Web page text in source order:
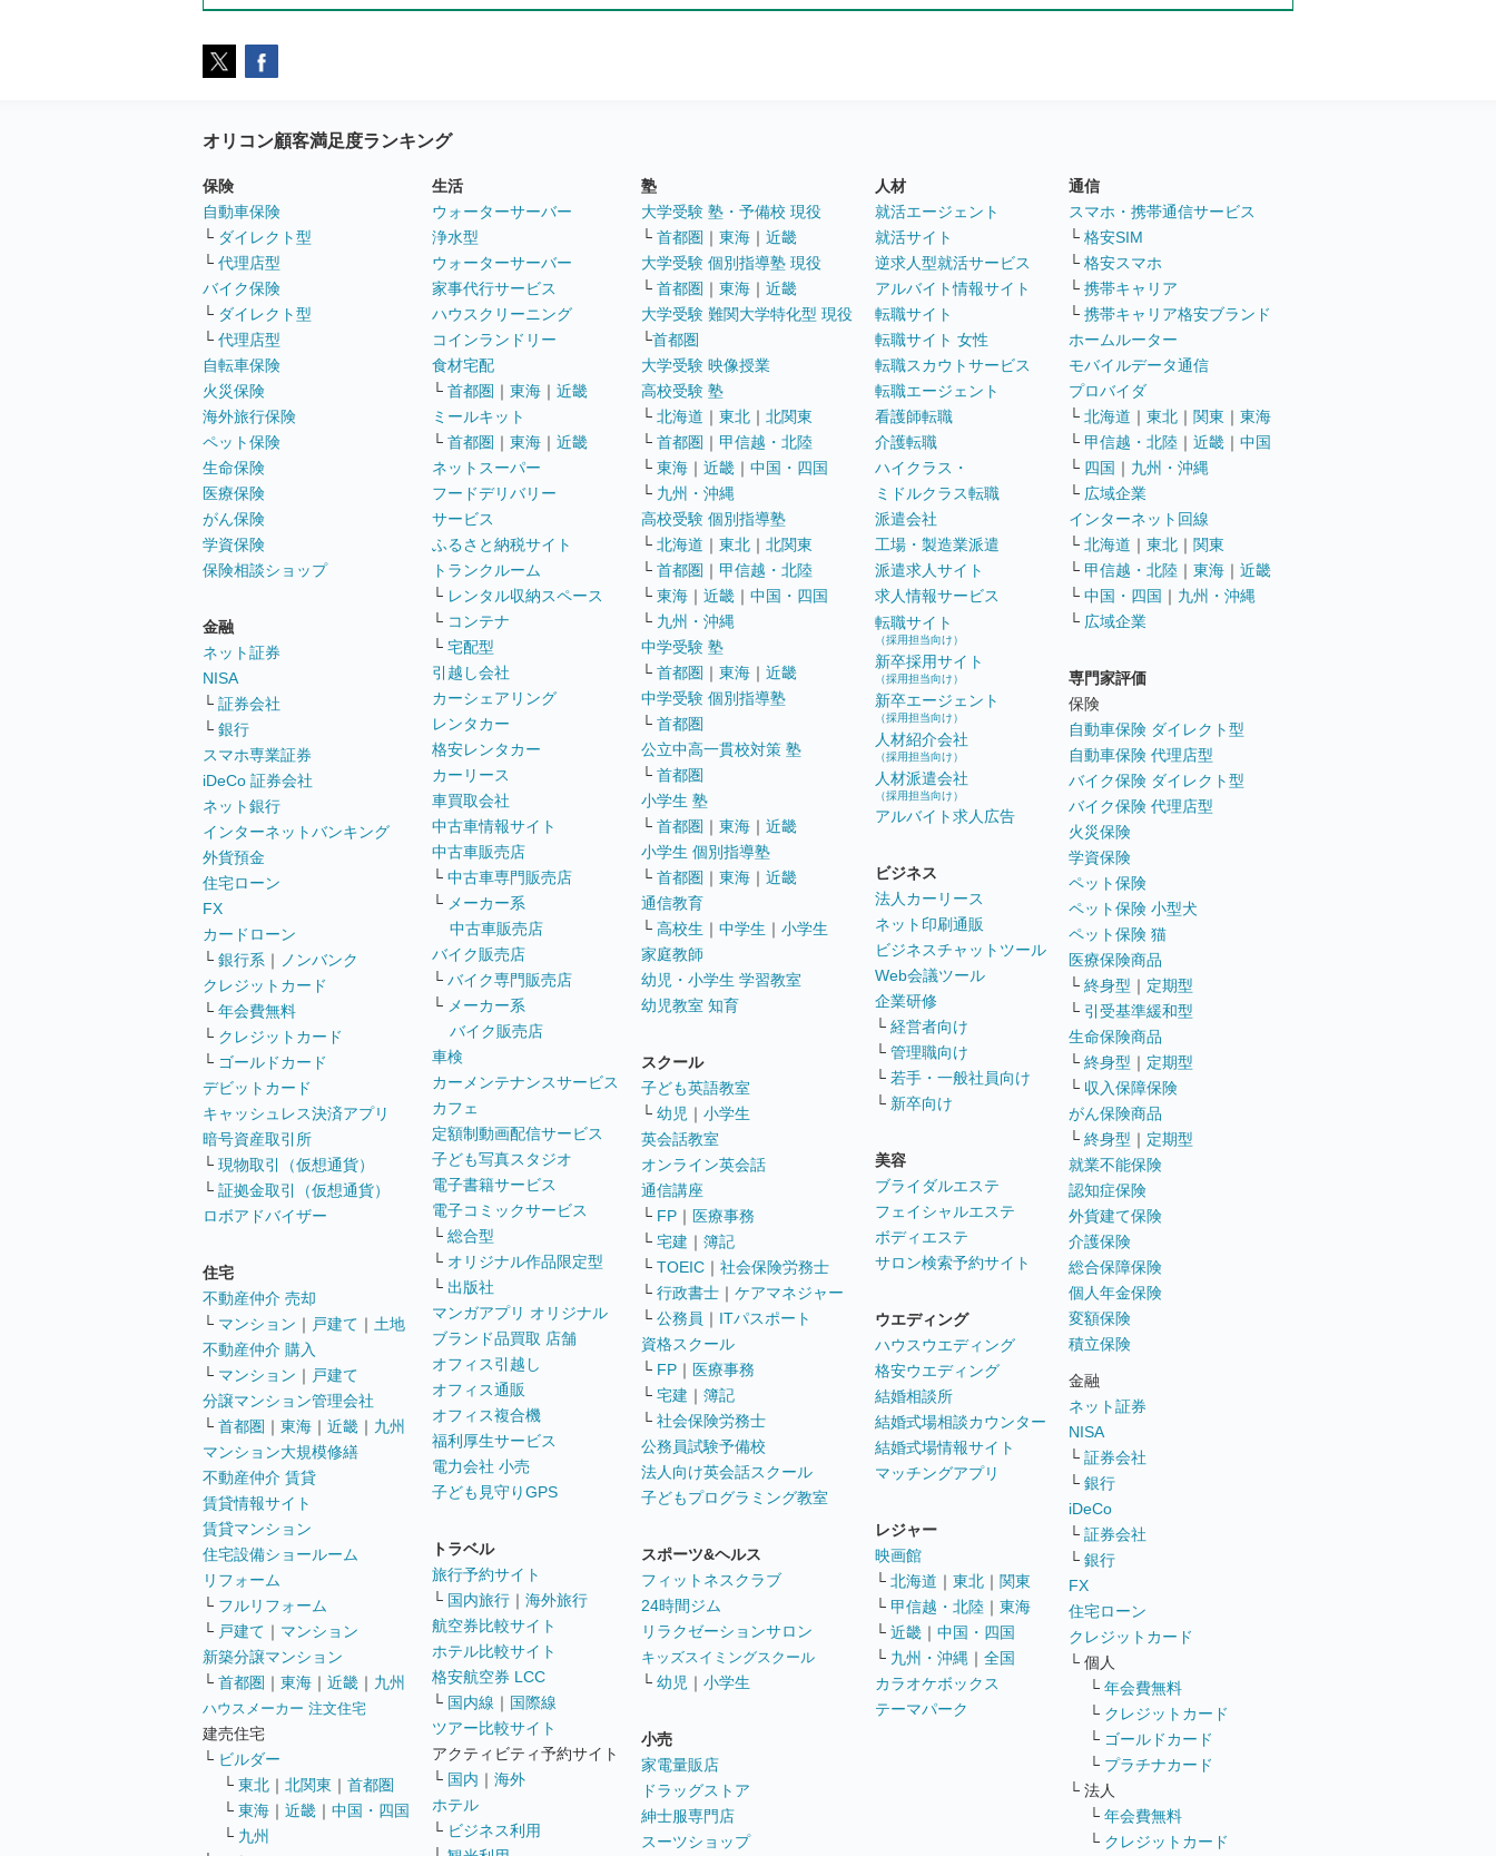
オリコン顧客満足度ランキング
保険
自動車保険
└ ダイレクト型
└ 代理店型
バイク保険
└ ダイレクト型
└ 代理店型
自転車保険
火災保険
海外旅行保険
ペット保険
生命保険
医療保険
がん保険
学資保険
保険相談ショップ
金融
ネット証券
NISA
└ 証券会社
└ 銀行
スマホ専業証券
iDeCo 証券会社
ネット銀行
インターネットバンキング
外貨預金
住宅ローン
FX
カードローン
└ 銀行系 ｜
ノンバンク
クレジットカード
└ 年会費無料
└ クレジットカード
└ ゴールドカード
デビットカード
キャッシュレス決済アプリ
暗号資産取引所
└ 現物取引（仮想通貨）
└ 証拠金取引（仮想通貨）
ロボアドバイザー
住宅
不動産仲介 売却
└ マンション ｜ 戸建て ｜ 土地
不動産仲介 購入
└ マンション ｜ 戸建て
分譲マンション管理会社
└ 首都圏 ｜ 東海 ｜ 近畿 ｜ 九州
マンション大規模修繕
不動産仲介 賃貸
賃貸情報サイト
賃貸マンション
住宅設備ショールーム
リフォーム
└ フルリフォーム
└ 戸建て ｜ マンション
新築分譲マンション
└ 首都圏 ｜ 東海 ｜ 近畿 ｜ 九州
ハウスメーカー 注文住宅
建売住宅
└ ビルダー
└ 東北 ｜ 北関東 ｜ 首都圏
└ 東海 ｜ 近畿 ｜ 中国・四国
└ 九州
生活
ウォーターサーバー
浄水型
ウォーターサーバー
家事代行サービス
ハウスクリーニング
コインランドリー
食材宅配
└ 首都圏 ｜ 東海 ｜ 近畿
ミールキット
└ 首都圏 ｜ 東海 ｜ 近畿
ネットスーパー
フードデリバリー
サービス
ふるさと納税サイト
トランクルーム
└ レンタル収納スペース
└ コンテナ
└ 宅配型
引越し会社
カーシェアリング
レンタカー
格安レンタカー
カーリース
車買取会社
中古車情報サイト
中古車販売店
└ 中古車専門販売店
└ メーカー系
中古車販売店
バイク販売店
└ バイク専門販売店
└ メーカー系
バイク販売店
車検
カーメンテナンスサービス
カフェ
定額制動画配信サービス
子ども写真スタジオ
電子書籍サービス
電子コミックサービス
└ 総合型
└ オリジナル作品限定型
└ 出版社
マンガアプリ オリジナル
ブランド品買取 店舗
オフィス引越し
オフィス通販
オフィス複合機
福利厚生サービス
電力会社 小売
子ども見守りGPS
トラベル
旅行予約サイト
└ 国内旅行 ｜ 海外旅行
航空券比較サイト
ホテル比較サイト
格安航空券 LCC
└ 国内線 ｜ 国際線
ツアー比較サイト
アクティビティ予約サイト
└ 国内 ｜ 海外
ホテル
└ ビジネス利用
塾
大学受験 塾・予備校 現役
└ 首都圏 ｜ 東海 ｜ 近畿
大学受験 個別指導塾 現役
└ 首都圏 ｜ 東海 ｜ 近畿
大学受験 難関大学特化型 現役
└首都圏
大学受験 映像授業
高校受験 塾
└ 北海道 ｜ 東北 ｜ 北関東
└ 首都圏 ｜ 甲信越・北陸
└ 東海 ｜ 近畿 ｜ 中国・四国
└ 九州・沖縄
高校受験 個別指導塾
└ 北海道 ｜ 東北 ｜ 北関東
└ 首都圏 ｜ 甲信越・北陸
└ 東海 ｜ 近畿 ｜ 中国・四国
└ 九州・沖縄
中学受験 塾
└ 首都圏 ｜ 東海 ｜ 近畿
中学受験 個別指導塾
└ 首都圏
公立中高一貫校対策 塾
└ 首都圏
小学生 塾
└ 首都圏 ｜ 東海 ｜ 近畿
小学生 個別指導塾
└ 首都圏 ｜ 東海 ｜ 近畿
通信教育
└ 高校生 ｜ 中学生 ｜ 小学生
家庭教師
幼児・小学生 学習教室
幼児教室 知育
スクール
子ども英語教室
└ 幼児 ｜ 小学生
英会話教室
オンライン英会話
通信講座
└ FP ｜ 医療事務
└ 宅建 ｜ 簿記
└ TOEIC ｜ 社会保険労務士
└ 行政書士 ｜ ケアマネジャー
└ 公務員 ｜ ITパスポート
資格スクール
└ FP ｜ 医療事務
└ 宅建 ｜ 簿記
└ 社会保険労務士
公務員試験予備校
法人向け英会話スクール
子どもプログラミング教室
スポーツ&ヘルス
フィットネスクラブ
24時間ジム
リラクゼーションサロン
キッズスイミングスクール
└ 幼児 ｜ 小学生
小売
家電量販店
ドラッグストア
紳士服専門店
スーツショップ
人材
就活エージェント
就活サイト
逆求人型就活サービス
アルバイト情報サイト
転職サイト
転職サイト 女性
転職スカウトサービス
転職エージェント
看護師転職
介護転職
ハイクラス・
ミドルクラス転職
派遣会社
工場・製造業派遣
派遣求人サイト
求人情報サービス
転職サイト
（採用担当向け）
新卒採用サイト
（採用担当向け）
新卒エージェント
（採用担当向け）
人材紹介会社
（採用担当向け）
人材派遣会社
（採用担当向け）
アルバイト求人広告
ビジネス
法人カーリース
ネット印刷通販
ビジネスチャットツール
Web会議ツール
企業研修
└ 経営者向け
└ 管理職向け
└ 若手・一般社員向け
└ 新卒向け
美容
ブライダルエステ
フェイシャルエステ
ボディエステ
サロン検索予約サイト
ウエディング
ハウスウエディング
格安ウエディング
結婚相談所
結婚式場相談カウンター
結婚式場情報サイト
マッチングアプリ
レジャー
映画館
└ 北海道 ｜ 東北 ｜ 関東
└ 甲信越・北陸 ｜ 東海
└ 近畿 ｜ 中国・四国
└ 九州・沖縄 ｜ 全国
カラオケボックス
テーマパーク
通信
スマホ・携帯通信サービス
└ 格安SIM
└ 格安スマホ
└ 携帯キャリア
└ 携帯キャリア格安ブランド
ホームルーター
モバイルデータ通信
プロバイダ
└ 北海道 ｜ 東北 ｜ 関東 ｜ 東海
└ 甲信越・北陸 ｜ 近畿 ｜ 中国
└ 四国 ｜ 九州・沖縄
└ 広域企業
インターネット回線
└ 北海道 ｜ 東北 ｜ 関東
└ 甲信越・北陸 ｜ 東海 ｜ 近畿
└ 中国・四国 ｜ 九州・沖縄
└ 広域企業
専門家評価
保険
自動車保険 ダイレクト型
自動車保険 代理店型
バイク保険 ダイレクト型
バイク保険 代理店型
火災保険
学資保険
ペット保険
ペット保険 小型犬
ペット保険 猫
医療保険商品
└ 終身型 ｜ 定期型
└ 引受基準緩和型
生命保険商品
└ 終身型 ｜ 定期型
└ 収入保障保険
がん保険商品
└ 終身型 ｜ 定期型
就業不能保険
認知症保険
外貨建て保険
介護保険
総合保障保険
個人年金保険
変額保険
積立保険
金融
ネット証券
NISA
└ 証券会社
└ 銀行
iDeCo
└ 証券会社
└ 銀行
FX
住宅ローン
クレジットカード
└ 個人
└ 年会費無料
└ クレジットカード
└ ゴールドカード
└ プラチナカード
└ 法人
└ 年会費無料
└ クレジットカード